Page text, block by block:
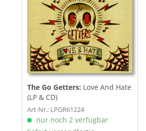
The Go Getters: Love And Hate
(LP & CD)
Art-Nr.: LPGR61224
nur noch 2 verfügbar